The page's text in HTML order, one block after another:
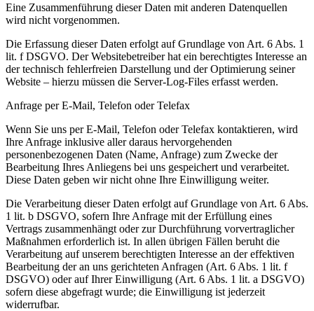
Eine Zusammenführung dieser Daten mit anderen Datenquellen
wird nicht vorgenommen.
Die Erfassung dieser Daten erfolgt auf Grundlage von Art. 6 Abs. 1
lit. f DSGVO. Der Websitebetreiber hat ein berechtigtes Interesse an
der technisch fehlerfreien Darstellung und der Optimierung seiner
Website – hierzu müssen die Server-Log-Files erfasst werden.
Anfrage per E-Mail, Telefon oder Telefax
Wenn Sie uns per E-Mail, Telefon oder Telefax kontaktieren, wird
Ihre Anfrage inklusive aller daraus hervorgehenden
personenbezogenen Daten (Name, Anfrage) zum Zwecke der
Bearbeitung Ihres Anliegens bei uns gespeichert und verarbeitet.
Diese Daten geben wir nicht ohne Ihre Einwilligung weiter.
Die Verarbeitung dieser Daten erfolgt auf Grundlage von Art. 6 Abs.
1 lit. b DSGVO, sofern Ihre Anfrage mit der Erfüllung eines
Vertrags zusammenhängt oder zur Durchführung vorvertraglicher
Maßnahmen erforderlich ist. In allen übrigen Fällen beruht die
Verarbeitung auf unserem berechtigten Interesse an der effektiven
Bearbeitung der an uns gerichteten Anfragen (Art. 6 Abs. 1 lit. f
DSGVO) oder auf Ihrer Einwilligung (Art. 6 Abs. 1 lit. a DSGVO)
sofern diese abgefragt wurde; die Einwilligung ist jederzeit
widerrufbar.